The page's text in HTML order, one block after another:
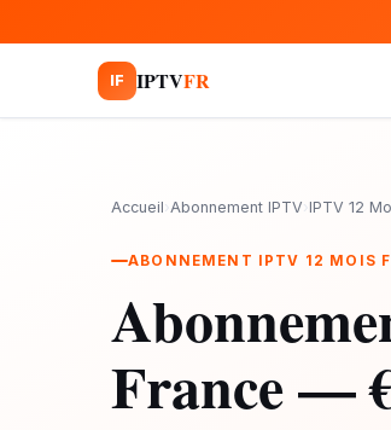
IF IPTVFR
Accueil› Abonnement IPTV› IPTV 12
ABONNEMENT IPTV 12 MOIS
France —